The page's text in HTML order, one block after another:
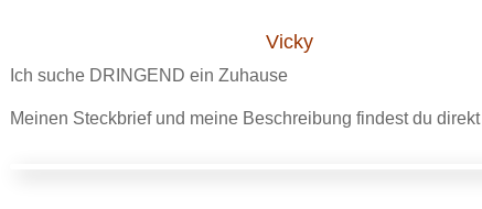
Vicky
Ich suche DRINGEND ein Zuhause
Meinen Steckbrief und meine Beschreibung findest du direkt